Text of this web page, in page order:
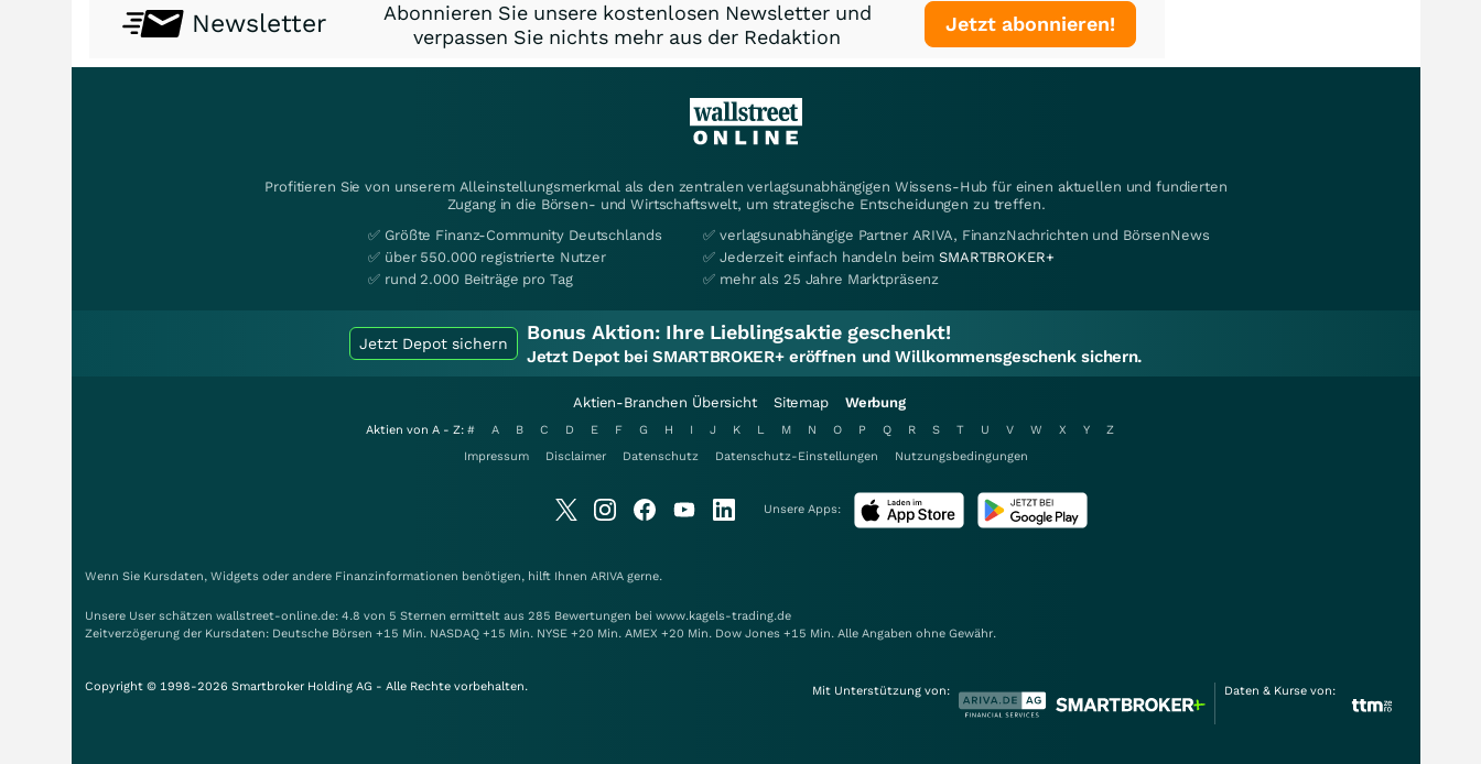
Newsletter
Abonnieren Sie unsere kostenlosen Newsletter und
verpassen Sie nichts mehr aus der Redaktion
Jetzt abonnieren!
Profitieren Sie von unserem Alleinstellungsmerkmal als den zentralen verlagsunabhängigen Wissens-Hub für einen aktuellen und fundierten
Zugang in die Börsen- und Wirtschaftswelt, um strategische Entscheidungen zu treffen.
✅ Größte Finanz-Community Deutschlands
✅ über 550.000 registrierte Nutzer
✅ rund 2.000 Beiträge pro Tag
✅ verlagsunabhängige Partner ARIVA, FinanzNachrichten und BörsenNews
✅ Jederzeit einfach handeln beimSMARTBROKER+
✅ mehr als 25 Jahre Marktpräsenz
Jetzt Depot sichern Bonus Aktion: Ihre Lieblingsaktie geschenkt!
Jetzt Depot bei SMARTBROKER+ eröffnen und Willkommensgeschenk sichern.
Aktien-Branchen Übersicht Sitemap Werbung
Aktien von A - Z: # A B C D E F G H I J K L M N O P Q R S T U V W X Y
Z
Impressum
Disclaimer Datenschutz Datenschutz-Einstellungen Nutzungsbedingungen
Unsere Apps:
Wenn Sie Kursdaten, Widgets oder andere Finanzinformationen benötigen, hilft Ihnen ARIVA gerne.
Unsere User schätzen wallstreet-online.de: 4.8 von 5 Sternen ermittelt aus 285 Bewertungen bei www.kagels-trading.de
Zeitverzögerung der Kursdaten: Deutsche Börsen +15 Min. NASDAQ +15 Min. NYSE +20 Min. AMEX +20 Min. Dow Jones +15 Min. Alle Angaben ohne Gewähr.
Copyright © 1998-2026 Smartbroker Holding AG - Alle Rechte vorbehalten. Mit Unterstützung von: Daten & Kurse von: